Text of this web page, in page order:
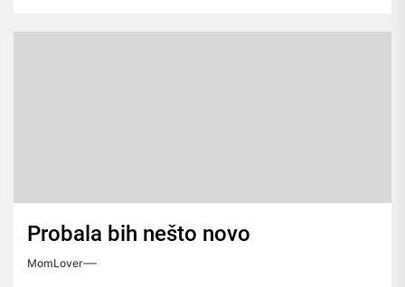
Probala bih nešto novo
MomLover